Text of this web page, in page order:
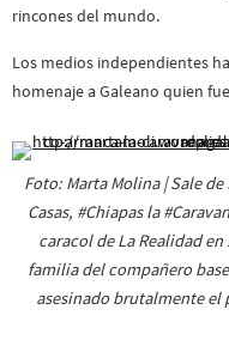
rincones del mundo.
Los medios independientes
homenaje a Galeano quien fue
Foto: Marta Molina | Sale
Casas, #Chiapas la
caracol de La Realidad
familia del compañero
asesinado brutalmente el